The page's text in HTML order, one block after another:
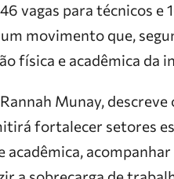
vagas para técnicos e
movimento que,
física e acadêmica da
Munay,
fortalecer setores